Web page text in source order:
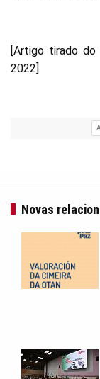
[Artigo tirado
2022]
Novas